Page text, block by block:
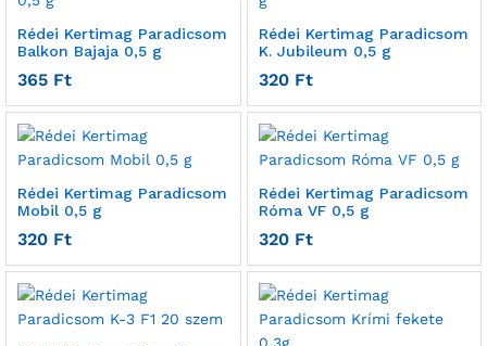
Rédei Kertimag Paradicsom
Balkon Bajaja 0,5 g
365 Ft
Rédei Kertimag Paradicsom
K. Jubileum 0,5 g
320 Ft
Rédei Kertimag Paradicsom
Mobil 0,5 g
320 Ft
Rédei Kertimag Paradicsom
Róma VF 0,5 g
320 Ft